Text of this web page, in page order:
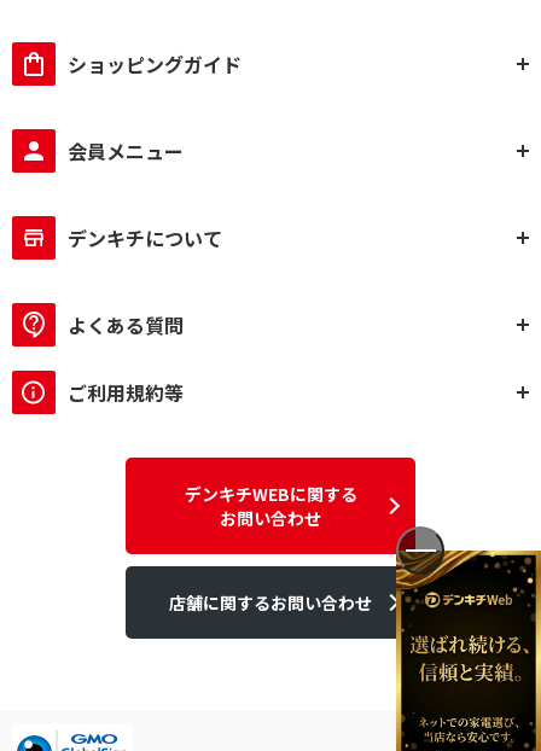
ショッピングガイド
会員メニュー
デンキチについて
よくある質問
ご利用規約等
デンキチWEBに関する
お問い合わせ
店舗に関するお問い合わせ